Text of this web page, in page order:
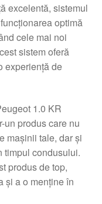
excelentă, sistemul
optimă
cele mai noi
sistem oferă
experiență de
1.0 KR
un produs care nu
mașinii tale, dar și
timpul condusului.
produs de top,
și a o menține în